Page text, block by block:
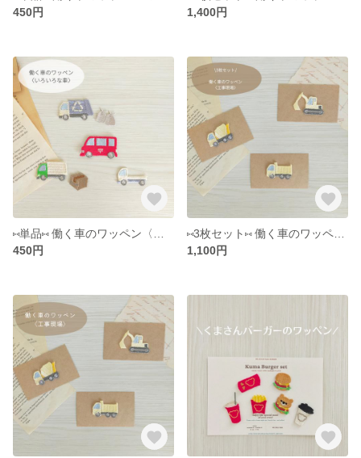
450円
1,400円
450円
1,100円